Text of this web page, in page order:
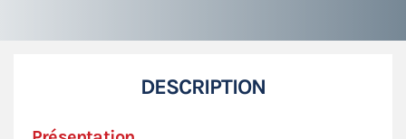
DESCRIPTION